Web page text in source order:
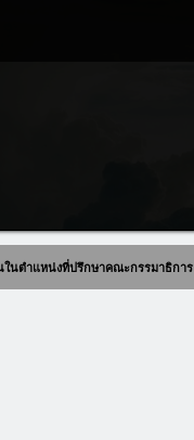
ในตำแหน่งที่ปรึกษาคณะกรรมาธิการ